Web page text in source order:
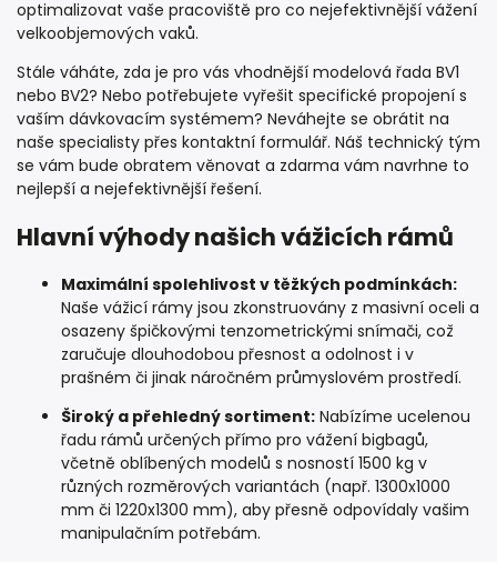
optimalizovat vaše pracoviště pro co nejefektivnější vážení
velkoobjemových vaků.
Stále váháte, zda je pro vás vhodnější modelová řada BV1
nebo BV2? Nebo potřebujete vyřešit specifické propojení s
vaším dávkovacím systémem? Neváhejte se obrátit na
naše specialisty přes kontaktní formulář. Náš technický tým
se vám bude obratem věnovat a zdarma vám navrhne to
nejlepší a nejefektivnější řešení.
Hlavní výhody našich vážicích rámů
Maximální spolehlivost v těžkých podmínkách:
Naše vážicí rámy jsou zkonstruovány z masivní oceli a
osazeny špičkovými tenzometrickými snímači, což
zaručuje dlouhodobou přesnost a odolnost i v
prašném či jinak náročném průmyslovém prostředí.
Široký a přehledný sortiment: Nabízíme ucelenou
řadu rámů určených přímo pro vážení bigbagů,
včetně oblíbených modelů s nosností 1500 kg v
různých rozměrových variantách (např. 1300x1000
mm či 1220x1300 mm), aby přesně odpovídaly vašim
manipulačním potřebám.